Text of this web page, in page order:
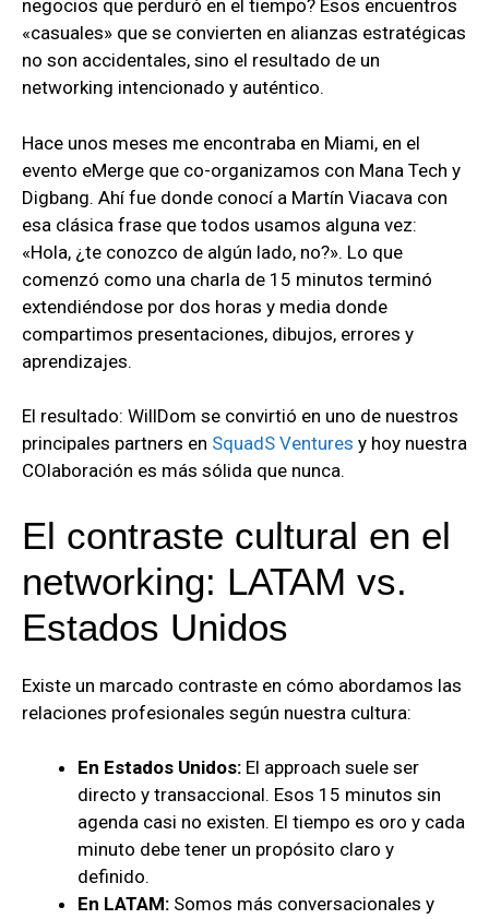
negocios que perduró en el tiempo? Esos encuentros
«casuales» que se convierten en alianzas estratégicas
no son accidentales, sino el resultado de un
networking intencionado y auténtico.
Hace unos meses me encontraba en Miami, en el
evento eMerge que co-organizamos con Mana Tech y
Digbang. Ahí fue donde conocí a Martín Viacava con
esa clásica frase que todos usamos alguna vez:
«Hola, ¿te conozco de algún lado, no?». Lo que
comenzó como una charla de 15 minutos terminó
extendiéndose por dos horas y media donde
compartimos presentaciones, dibujos, errores y
aprendizajes.
El resultado: WillDom se convirtió en uno de nuestros
principales partners en SquadS Ventures y hoy nuestra
COlaboración es más sólida que nunca.
El contraste cultural en el
networking: LATAM vs.
Estados Unidos
Existe un marcado contraste en cómo abordamos las
relaciones profesionales según nuestra cultura:
En Estados Unidos: El approach suele ser
directo y transaccional. Esos 15 minutos sin
agenda casi no existen. El tiempo es oro y cada
minuto debe tener un propósito claro y
definido.
En LATAM: Somos más conversacionales y